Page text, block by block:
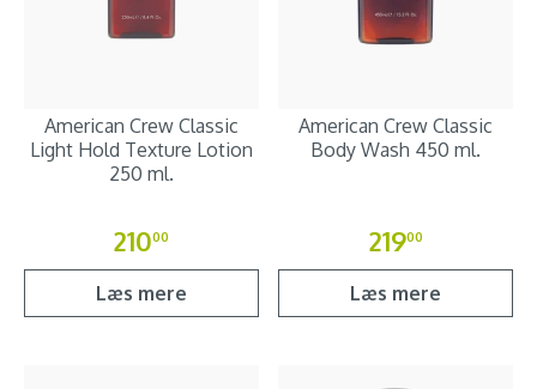
American Crew Classic
Light Hold Texture Lotion
250 ml.
21000
Læs mere
American Crew Classic
Body Wash 450 ml.
21900
Læs mere